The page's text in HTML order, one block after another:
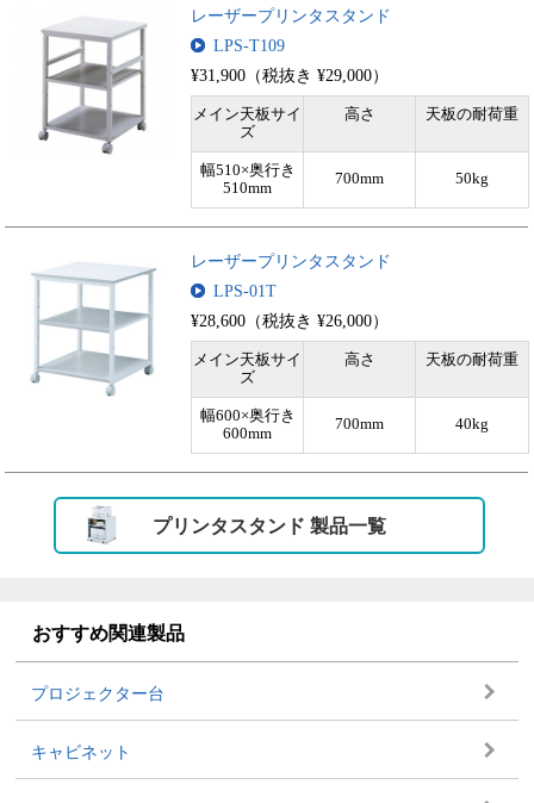
レーザープリンタスタンド
LPS-T109
¥31,900（税抜き ¥29,000）
メイン天板サイ
ズ
高さ 天板の耐荷重
幅510×奥行き
510mm
700mm 50kg
レーザープリンタスタンド
LPS-01T
¥28,600（税抜き ¥26,000）
メイン天板サイ
ズ
高さ 天板の耐荷重
幅600×奥行き
600mm
700mm 40kg
プリンタスタンド 製品一覧
おすすめ関連製品
プロジェクター台
キャビネット